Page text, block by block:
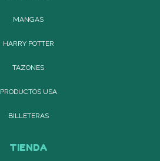
MANGAS
HARRY POTTER
TAZONES
PRODUCTOS USA
BILLETERAS
TIENDA